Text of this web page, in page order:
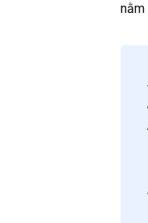
nằm